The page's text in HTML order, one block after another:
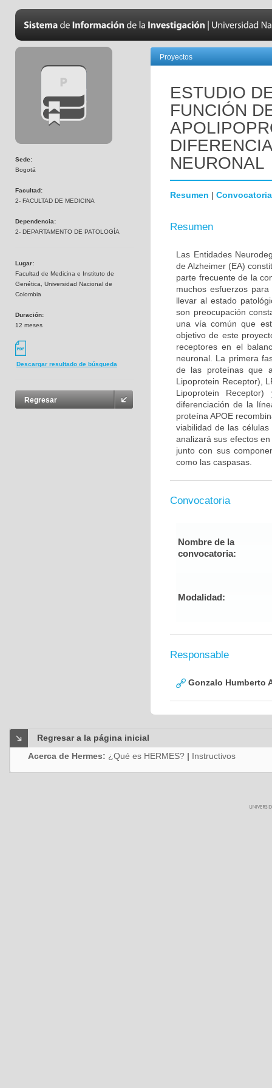
Sede:
Bogotá
Facultad:
2- FACULTAD DE MEDICINA
Dependencia:
2- DEPARTAMENTO DE PATOLOGÍA
Lugar:
Facultad de Medicina e Instituto de
Genética, Universidad Nacional de
Colombia
Duración:
12 meses
Descargar resultado de búsqueda
Regresar
Proyectos
ESTUDIO
FUNCIÓN
NEURONAL
Resumen | Convocatoria
Resumen
Las Entidades
de Alzheimer (EA)
parte frecuente de la
muchos esfuerzos
llevar al estado
son preocupación
una vía común que
objetivo de este
receptores en el
neuronal. La primera
de las proteínas que
Lipoprotein Receptor),
Lipoprotein
diferenciación de la
proteína APOE
viabilidad de las
analizará sus efectos
junto con sus
como las caspasas.
Convocatoria
Nombre de la
convocatoria:
Modalidad:
Responsable
Gonzalo Humberto
Regresar a la página inicial
Acerca de Hermes: ¿Qué es HERMES? | Instructivos